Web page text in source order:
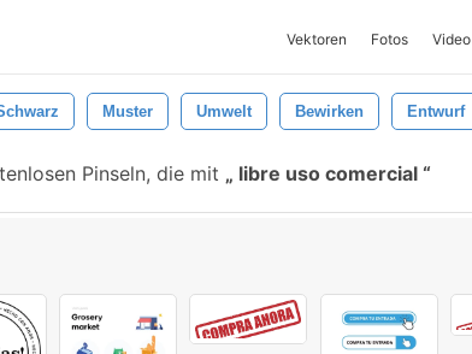
Vektoren Fotos Video
Muster Umwelt Bewirken Entwurf
Pinseln, die mit libre uso comercial